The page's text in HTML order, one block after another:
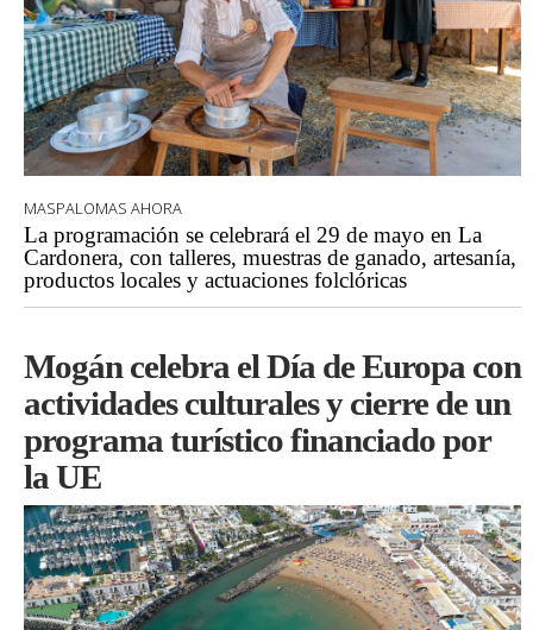
MASPALOMAS AHORA
La programación se celebrará el 29 de mayo en La
Cardonera, con talleres, muestras de ganado, artesanía,
productos locales y actuaciones folclóricas
Mogán celebra el Día de Europa con
actividades culturales y cierre de un
programa turístico financiado por
la UE